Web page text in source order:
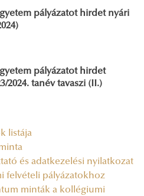
pályázatot hirdet nyári
pályázatot hirdet
2024. tanév tavaszi (II.)
listája
és adatkezelési nyilatkozat
felvételi pályázatokhoz
minták a kollégiumi